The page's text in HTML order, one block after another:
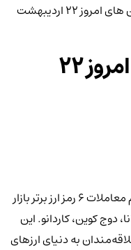
قیمت آلت‌کوین های امروز ۲۲ اردیبهشت
قیمت آلت‌کوین های امروز ۲۲
بررسی قیمت، تغییرات 24 ساعته و حجم معاملات 6 رمز ارز برتر بازار
دوج‌ کوین، کاردانو. این
به دنیای ارزهای